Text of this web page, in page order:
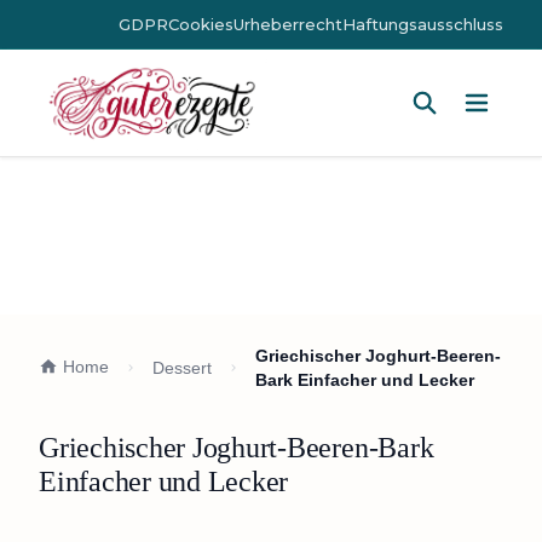
GDPRCookiesUrheberrechtHaftungsausschluss
Home Dessert
Griechischer Joghurt-Beeren-
Bark Einfacher und Lecker
Griechischer Joghurt-Beeren-Bark
Einfacher und Lecker